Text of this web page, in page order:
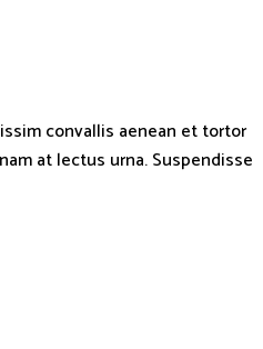
convallis aenean et tortor
at lectus urna. Suspendisse